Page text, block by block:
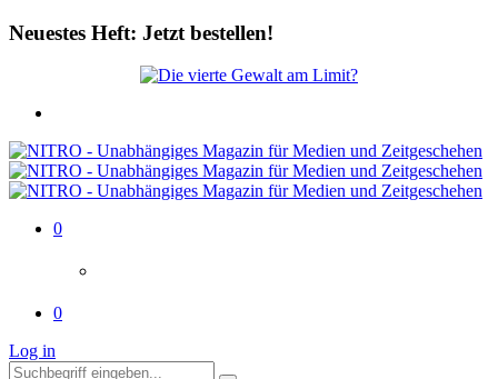
Neuestes Heft: Jetzt bestellen!
0
0
Log in